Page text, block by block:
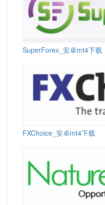
SuperForex_安卓mt4下载
FXChoice_安卓mt4下载